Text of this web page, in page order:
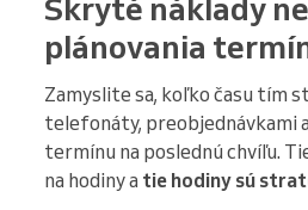
Skryté náklady
plánovania
Zamyslite sa, koľko času tím
telefonáty, preobjednávkami
termínu na poslednú chvíľu.
na hodiny a tie hodiny sú